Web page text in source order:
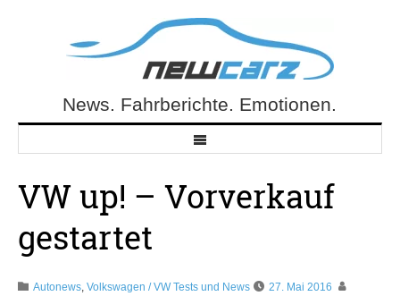
NewCarz.deNews. Fahrberichte. Emotionen.
VW up! – Vorverkauf
gestartet
Autonews, Volkswagen / VW Tests und News
27. Mai 2016